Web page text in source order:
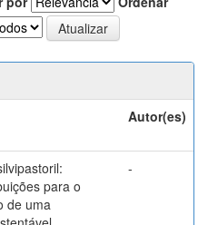
Autor(es)
para o
de uma
-